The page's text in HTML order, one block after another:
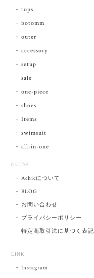
tops
botomm
outer
accessory
setup
sale
one-piece
shoes
Items
swimsuit
all-in-one
GUIDE
Achicについて
BLOG
お問い合わせ
プライバシーポリシー
特定商取引法に基づく表記
LINK
Instagram